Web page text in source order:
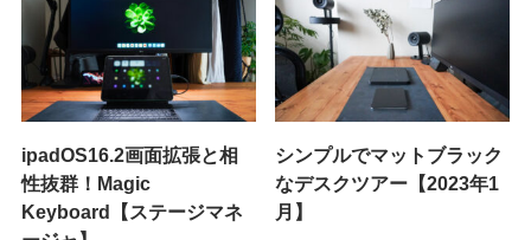
ipadOS16.2画面拡張と相
性抜群！Magic
Keyboard【ステージマネ
シンプルでマットブラック
なデスクツアー【2023年1
月】